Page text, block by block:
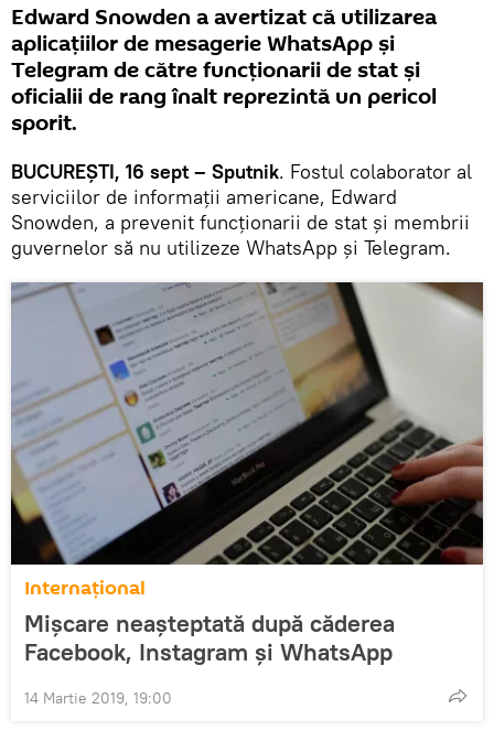
Edward Snowden a avertizat că utilizarea
aplicațiilor de mesagerie WhatsApp și
Telegram de către funcționarii de stat și
oficialii de rang înalt reprezintă un pericol
sporit.
BUCUREȘTI, 16 sept – Sputnik. Fostul colaborator al
serviciilor de informații americane, Edward
Snowden, a prevenit funcționarii de stat și membrii
guvernelor să nu utilizeze WhatsApp și Telegram.
Internaţional
Mișcare neașteptată după căderea
Facebook, Instagram și WhatsApp
14 Martie 2019, 19:00